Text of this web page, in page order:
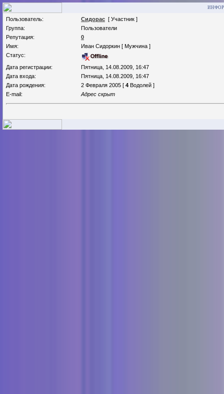
Пользователь: Сидорас [ Участник ]
Группа:
Пользователи
Репутация:
0
Имя:
Иван Сидоркин [ Мужчина ]
Статус:
Дата регистрации:
Пятница, 14.08.2009, 16:47
Дата входа:
Пятница, 14.08.2009, 16:47
Дата рождения:
2 Февраля 2005 [ 4 Водолей ]
E-mail:
Адрес скрыт